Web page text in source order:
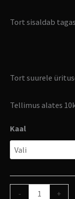
Tort sisaldab
Tort suurele
Tellimus alates
Kaal
- +